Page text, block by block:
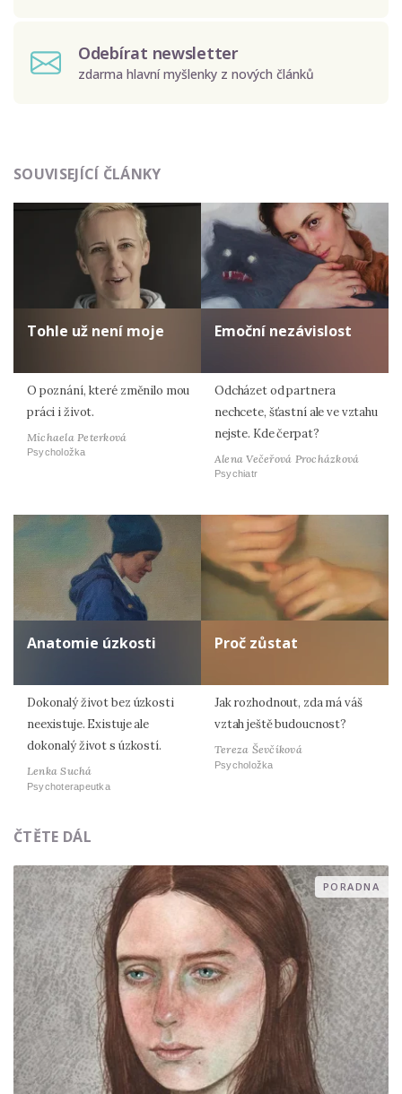
Odebírat newsletter
zdarma hlavní myšlenky z nových článků
SOUVISEJÍCÍ ČLÁNKY
Tohle už není moje
O poznání, které změnilo mou
práci i život.
Michaela Peterková
Psycholožka
Emoční nezávislost
Odcházet od partnera
nechcete, šťastní ale ve vztahu
nejste. Kde čerpat?
Alena Večeřová Procházková
Psychiatr
Anatomie úzkosti
Dokonalý život bez úzkosti
neexistuje. Existuje ale
dokonalý život s úzkostí.
Lenka Suchá
Psychoterapeutka
Proč zůstat
Jak rozhodnout, zda má váš
vztah ještě budoucnost?
Tereza Ševčíková
Psycholožka
ČTĚTE DÁL
PORADNA